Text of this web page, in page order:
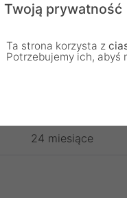
24 miesiące
Twoją prywatność
Ta strona korzysta z
Potrzebujemy ich, abyś